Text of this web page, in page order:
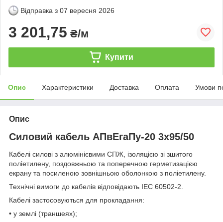
Відправка з 07 вересня 2026
3 201,75 ₴/м
Купити
Опис Характеристики Доставка Оплата Умови
Опис
Силовий кабель АПвЕгаПу-20 3х95/50
Кабелі силові з алюмінієвими СПЖ, ізоляцією зі зшитого
поліетилену, поздовжньою та поперечною герметизацією
екрану та посиленою зовнішньою оболонкою з поліетилену.
Технічні вимоги до кабелів відповідають IEC 60502-2.
Кабелі застосовуються для прокладання:
• у землі (траншеях);